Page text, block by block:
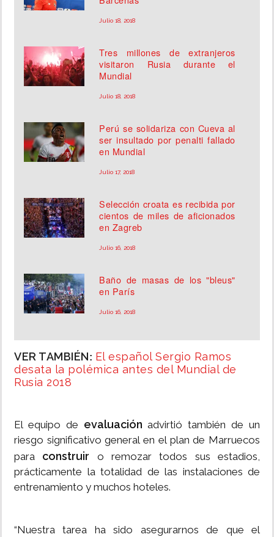
Julio 18, 2018
Tres millones de extranjeros
visitaron Rusia durante el
Mundial
Julio 18, 2018
Perú se solidariza con Cueva al
ser insultado por penalti fallado
en Mundial
Julio 17, 2018
Selección croata es recibida por
cientos de miles de aficionados
en Zagreb
Julio 16, 2018
Baño de masas de los "bleus"
en París
Julio 16, 2018
VER TAMBIÉN: El español Sergio Ramos
desata la polémica antes del Mundial de
Rusia 2018
El equipo de evaluación advirtió también de un
riesgo significativo general en el plan de Marruecos
para construir o remozar todos sus estadios,
prácticamente la totalidad de las instalaciones de
entrenamiento y muchos hoteles.
“Nuestra tarea ha sido asegurarnos de que el